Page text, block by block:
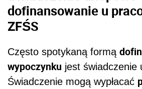
dofinansowanie u
ZFŚS
Często spotykaną formą
wypoczynku jest świadczenie
Świadczenie mogą wypłacać